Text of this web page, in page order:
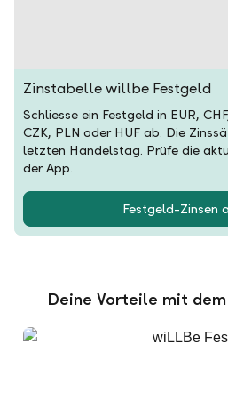
Zinstabelle willbe Festgeld
Schliesse ein Festgeld in EUR,
CZK, PLN oder HUF ab. Die
letzten Handelstag. Prüfe die
der App.
Festgeld-Zinsen
Deine Vorteile mit